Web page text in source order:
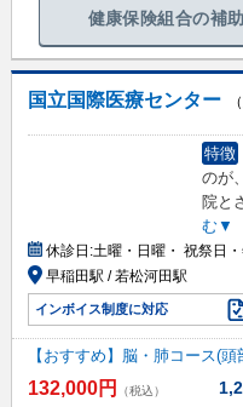
健康保険組合の補
国立国際医療センター
特徴
のが
院と
む▼
休診日:土曜・日曜・ 祝祭日
早稲田駅 / 若松河田駅
インボイス制度に対応
【おすすめ】脳・肺コース(
132,000円 （税込）